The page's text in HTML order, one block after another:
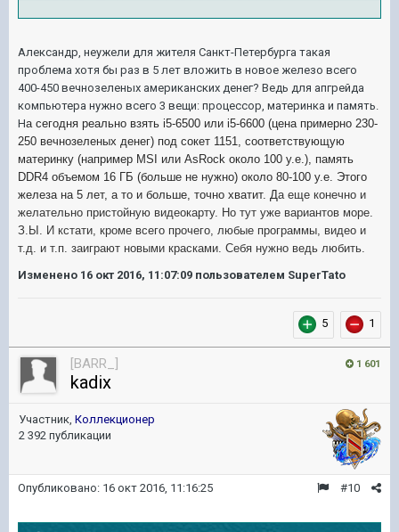
Александр, неужели для жителя Санкт-Петербурга такая
проблема хотя бы раз в 5 лет вложить в новое железо всего
400-450 вечнозеленых американских денег? Ведь для апгрейда
компьютера нужно всего 3 вещи: процессор, материнка и память.
На сегодня реально взять i5-6500 или i5-6600 (цена примерно 230-
250 вечнозеленых денег) под сокет 1151, соответствующую
материнку (например MSI или AsRock около 100 у.е.), память
DDR4 объемом 16 ГБ (больше не нужно) около 80-100 у.е. Этого
железа на 5 лет, а то и больше, точно хватит. Да еще конечно и
желательно пристойную видеокарту. Но тут уже вариантов море.
З.Ы. И кстати, кроме всего прочего, любые программы, видео и
т.д. и т.п. заиграют новыми красками. Себя нужно ведь любить.
Изменено 16 окт 2016, 11:07:09 пользователем SuperTato
5 1
1 601
[BARR_]
kadix
Участник, Коллекционер
2 392 публикации
#10
Опубликовано: 16 окт 2016, 11:16:25